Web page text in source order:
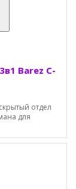
Barez C-
отдел
для